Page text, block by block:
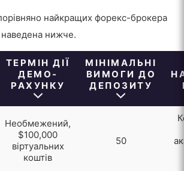
найкращих форекс-брокера
наведена нижче.
ТЕРМІН ДІЇ
ДЕМО-
РАХУНКУ
МІНІМАЛЬНІ
ВИМОГИ ДО
ДЕПОЗИТУ
Необмежений,
$100,000
віртуальних
коштів
50